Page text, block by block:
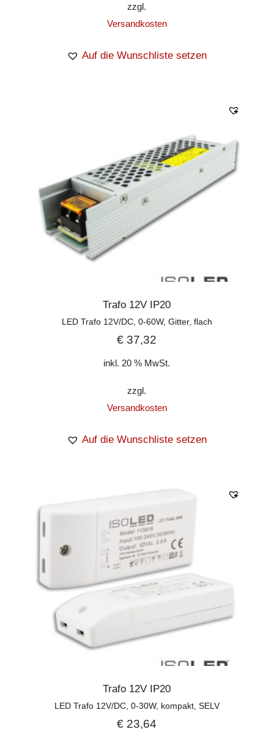
zzgl.
Versandkosten
Auf die Wunschliste setzen
Trafo 12V IP20
LED Trafo 12V/DC, 0-60W, Gitter, flach
€ 37,32
inkl. 20 % MwSt.
zzgl.
Versandkosten
Auf die Wunschliste setzen
Trafo 12V IP20
LED Trafo 12V/DC, 0-30W, kompakt, SELV
€ 23,64